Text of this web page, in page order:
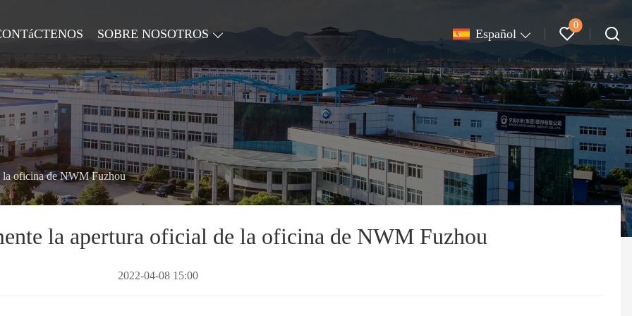
SOBRE NOSOTROS Español
0
la oficina de NWM Fuzhou
la apertura oficial de la oficina de NWM Fuzhou
2022-04-08 15:00